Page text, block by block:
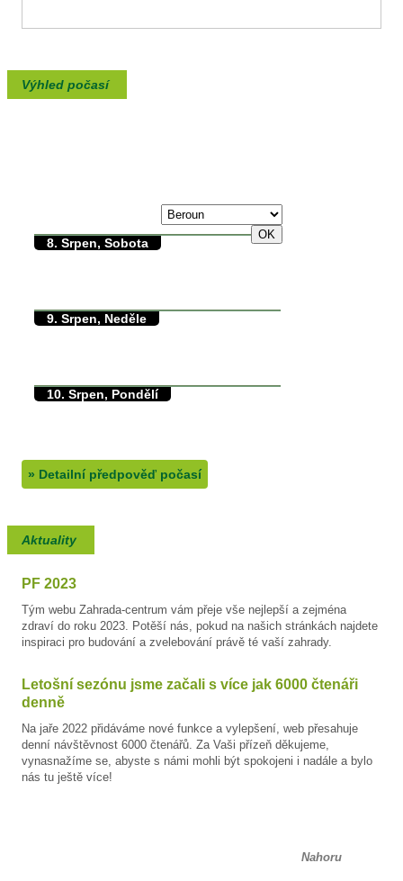
Výhled počasí
8. Srpen, Sobota
9. Srpen, Neděle
10. Srpen, Pondělí
» Detailní předpověď počasí
Aktuality
PF 2023
Tým webu Zahrada-centrum vám přeje vše nejlepší a zejména
zdraví do roku 2023. Potěší nás, pokud na našich stránkách najdete
inspiraci pro budování a zvelebování právě té vaší zahrady.
Letošní sezónu jsme začali s více jak 6000 čtenáři
denně
Na jaře 2022 přidáváme nové funkce a vylepšení, web přesahuje
denní návštěvnost 6000 čtenářů. Za Vaši přízeň děkujeme,
vynasnažíme se, abyste s námi mohli být spokojeni i nadále a bylo
nás tu ještě více!
Nahoru